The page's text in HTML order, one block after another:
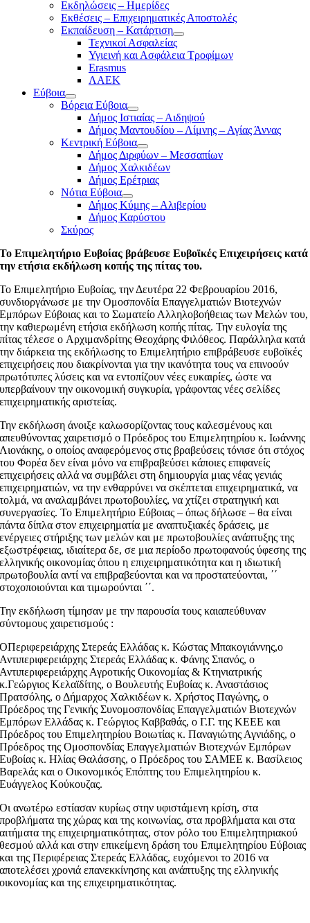
Εκδηλώσεις – Ημερίδες
Εκθέσεις – Επιχειρηματικές Αποστολές
Εκπαίδευση – Κατάρτιση
Τεχνικοί Ασφαλείας
Υγιεινή και Ασφάλεια Τροφίμων
Erasmus
ΛΑΕΚ
Εύβοια
Βόρεια Εύβοια
Δήμος Ιστιαίας – Αιδηψού
Δήμος Μαντουδίου – Λίμνης – Αγίας Άννας
Κεντρική Εύβοια
Δήμος Διρφύων – Μεσσαπίων
Δήμος Χαλκιδέων
Δήμος Ερέτριας
Νότια Εύβοια
Δήμος Κύμης – Αλιβερίου
Δήμος Καρύστου
Σκύρος
Το Επιμελητήριο Ευβοίας βράβευσε Ευβοϊκές Επιχειρήσεις κατά
την ετήσια εκδήλωση κοπής της πίτας του.
Το Επιμελητήριο Ευβοίας, την Δευτέρα 22 Φεβρουαρίου 2016,
συνδιοργάνωσε με την Ομοσπονδία Επαγγελματιών Βιοτεχνών
Εμπόρων Εύβοιας και το Σωματείο Αλληλοβοήθειας των Μελών του,
την καθιερωμένη ετήσια εκδήλωση κοπής πίτας. Την ευλογία της
πίτας τέλεσε o Αρχιμανδρίτης Θεοχάρης Φιλόθεος. Παράλληλα κατά
την διάρκεια της εκδήλωσης το Επιμελητήριο επιβράβευσε ευβοϊκές
επιχειρήσεις που διακρίνονται για την ικανότητα τους να επινοούν
πρωτότυπες λύσεις και να εντοπίζουν νέες ευκαιρίες, ώστε να
υπερβαίνουν την οικονομική συγκυρία, γράφοντας νέες σελίδες
επιχειρηματικής αριστείας.
Την εκδήλωση άνοιξε καλωσορίζοντας τους καλεσμένους και
απευθύνοντας χαιρετισμό ο Πρόεδρος του Επιμελητηρίου κ. Ιωάννης
Λιονάκης, ο οποίος αναφερόμενος στις βραβεύσεις τόνισε ότι στόχος
του Φορέα δεν είναι μόνο να επιβραβεύσει κάποιες επιφανείς
επιχειρήσεις αλλά να συμβάλει στη δημιουργία μιας νέας γενιάς
επιχειρηματιών, να την ενθαρρύνει να σκέπτεται επιχειρηματικά, να
τολμά, να αναλαμβάνει πρωτοβουλίες, να χτίζει στρατηγική και
συνεργασίες. Το Επιμελητήριο Εύβοιας – όπως δήλωσε – θα είναι
πάντα δίπλα στον επιχειρηματία με αναπτυξιακές δράσεις, με
ενέργειες στήριξης των μελών και με πρωτοβουλίες ανάπτυξης της
εξωστρέφειας, ιδιαίτερα δε, σε μια περίοδο πρωτοφανούς ύφεσης της
ελληνικής οικονομίας όπου η επιχειρηματικότητα και η ιδιωτική
πρωτοβουλία αντί να επιβραβεύονται και να προστατεύονται, ΄΄
στοχοποιούνται και τιμωρούνται ΄΄.
Την εκδήλωση τίμησαν με την παρουσία τους καιαπεύθυναν
σύντομους χαιρετισμούς :
OΠεριφερειάρχης Στερεάς Ελλάδας κ. Κώστας Μπακογιάννης,ο
Αντιπεριφερειάρχης Στερεάς Ελλάδας κ. Φάνης Σπανός, ο
Αντιπεριφερειάρχης Αγροτικής Οικονομίας & Κτηνιατρικής
κ.Γεώργιος Κελαϊδίτης, ο Βουλευτής Ευβοίας κ. Αναστάσιος
Πρατσόλης, ο Δήμαρχος Χαλκιδέων κ. Χρήστος Παγώνης, ο
Πρόεδρος της Γενικής Συνομοσπονδίας Επαγγελματιών Βιοτεχνών
Εμπόρων Ελλάδας κ. Γεώργιος Καββαθάς, ο Γ.Γ. της ΚΕΕΕ και
Πρόεδρος του Επιμελητηρίου Βοιωτίας κ. Παναγιώτης Αγνιάδης, ο
Πρόεδρος της Ομοσπονδίας Επαγγελματιών Βιοτεχνών Εμπόρων
Ευβοίας κ. Ηλίας Θαλάσσης, ο Πρόεδρος του ΣΑΜΕΕ κ. Βασίλειος
Βαρελάς και ο Οικονομικός Επόπτης του Επιμελητηρίου κ.
Ευάγγελος Κούκουζας.
Οι ανωτέρω εστίασαν κυρίως στην υφιστάμενη κρίση, στα
προβλήματα της χώρας και της κοινωνίας, στα προβλήματα και στα
αιτήματα της επιχειρηματικότητας, στον ρόλο του Επιμελητηριακού
θεσμού αλλά και στην επικείμενη δράση του Επιμελητηρίου Εύβοιας
και της Περιφέρειας Στερεάς Ελλάδας, ευχόμενοι το 2016 να
αποτελέσει χρονιά επανεκκίνησης και ανάπτυξης της ελληνικής
οικονομίας και της επιχειρηματικότητας.